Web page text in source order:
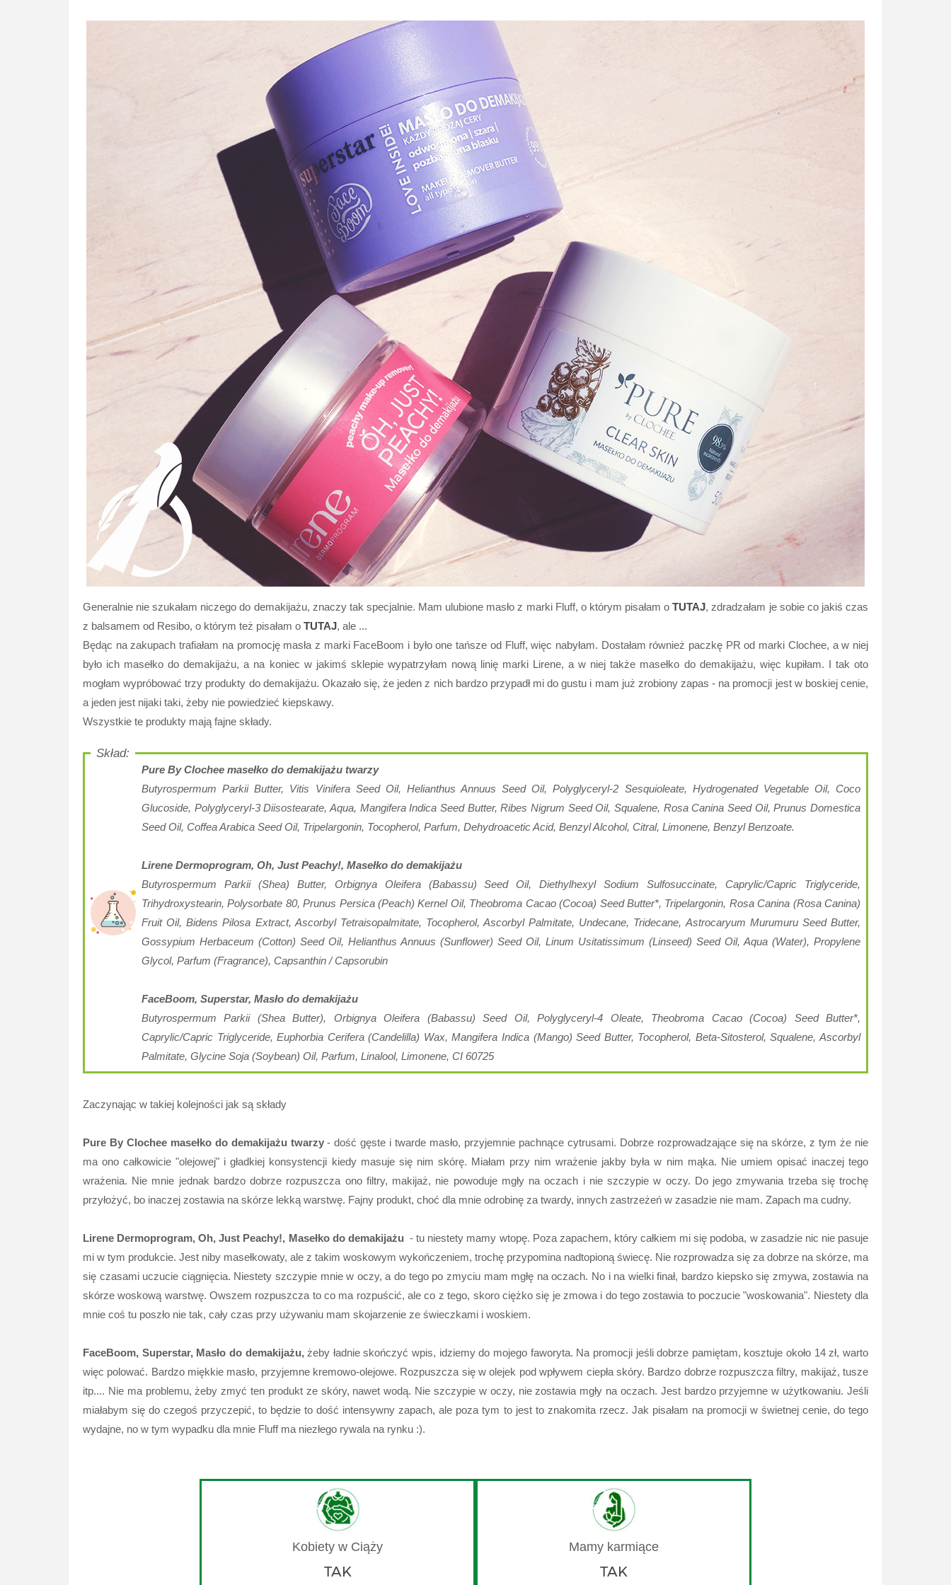
Generalnie nie szukałam niczego do demakijażu, znaczy tak specjalnie. Mam ulubione masło z marki Fluff, o którym pisałam oTUTAJ, zdradzałam je sobie co jakiś czas
z balsamem od Resibo, o którym też pisałam o TUTAJ, ale ...
Będąc na zakupach trafiałam na promocję masła z marki FaceBoom i było one tańsze od Fluff, więc nabyłam. Dostałam również paczkę PR od marki Clochee, a w niej
było ich masełko do demakijażu, a na koniec w jakimś sklepie wypatrzyłam nową linię marki Lirene, a w niej także masełko do demakijażu, więc kupiłam. I tak oto
mogłam wypróbować trzy produkty do demakijażu. Okazało się, że jeden z nich bardzo przypadł mi do gustu i mam już zrobiony zapas - na promocji jest w boskiej cenie,
a jeden jest nijaki taki, żeby nie powiedzieć kiepskawy.
Wszystkie te produkty mają fajne składy.
Pure By Clochee masełko do demakijażu twarzy
Butyrospermum Parkii Butter, Vitis Vinifera Seed Oil, Helianthus Annuus Seed Oil, Polyglyceryl-2 Sesquioleate, Hydrogenated Vegetable Oil, Coco
Glucoside, Polyglyceryl-3 Diisostearate, Aqua, Mangifera Indica Seed Butter, Ribes Nigrum Seed Oil, Squalene, Rosa Canina Seed Oil, Prunus Domestica
Seed Oil, Coffea Arabica Seed Oil, Tripelargonin, Tocopherol, Parfum, Dehydroacetic Acid, Benzyl Alcohol, Citral, Limonene, Benzyl Benzoate.
Lirene Dermoprogram, Oh, Just Peachy!, Masełko do demakijażu
Butyrospermum Parkii (Shea) Butter, Orbignya Oleifera (Babassu) Seed Oil, Diethylhexyl Sodium Sulfosuccinate, Caprylic/Capric Triglyceride,
Trihydroxystearin, Polysorbate 80, Prunus Persica (Peach) Kernel Oil, Theobroma Cacao (Cocoa) Seed Butter*, Tripelargonin, Rosa Canina (Rosa Canina)
Fruit Oil, Bidens Pilosa Extract, Ascorbyl Tetraisopalmitate, Tocopherol, Ascorbyl Palmitate, Undecane, Tridecane, Astrocaryum Murumuru Seed Butter,
Gossypium Herbaceum (Cotton) Seed Oil, Helianthus Annuus (Sunflower) Seed Oil, Linum Usitatissimum (Linseed) Seed Oil, Aqua (Water), Propylene
Glycol, Parfum (Fragrance), Capsanthin / Capsorubin
FaceBoom, Superstar, Masło do demakijażu
Butyrospermum Parkii (Shea Butter), Orbignya Oleifera (Babassu) Seed Oil, Polyglyceryl-4 Oleate, Theobroma Cacao (Cocoa) Seed Butter*,
Caprylic/Capric Triglyceride, Euphorbia Cerifera (Candelilla) Wax, Mangifera Indica (Mango) Seed Butter, Tocopherol, Beta-Sitosterol, Squalene, Ascorbyl
Palmitate, Glycine Soja (Soybean) Oil, Parfum, Linalool, Limonene, CI 60725
Zaczynając w takiej kolejności jak są składy
Pure By Clochee masełko do demakijażu twarzy- dość gęste i twarde masło, przyjemnie pachnące cytrusami. Dobrze rozprowadzające się na skórze, z tym że nie
ma ono całkowicie "olejowej" i gładkiej konsystencji kiedy masuje się nim skórę. Miałam przy nim wrażenie jakby była w nim mąka. Nie umiem opisać inaczej tego
wrażenia. Nie mnie jednak bardzo dobrze rozpuszcza ono filtry, makijaż, nie powoduje mgły na oczach i nie szczypie w oczy. Do jego zmywania trzeba się trochę
przyłożyć, bo inaczej zostawia na skórze lekką warstwę. Fajny produkt, choć dla mnie odrobinę za twardy, innych zastrzeżeń w zasadzie nie mam. Zapach ma cudny.
Lirene Dermoprogram, Oh, Just Peachy!, Masełko do demakijażu - tu niestety mamy wtopę. Poza zapachem, który całkiem mi się podoba, w zasadzie nic nie pasuje
mi w tym produkcie. Jest niby masełkowaty, ale z takim woskowym wykończeniem, trochę przypomina nadtopioną świecę. Nie rozprowadza się za dobrze na skórze, ma
się czasami uczucie ciągnięcia. Niestety szczypie mnie w oczy, a do tego po zmyciu mam mgłę na oczach. No i na wielki finał, bardzo kiepsko się zmywa, zostawia na
skórze woskową warstwę. Owszem rozpuszcza to co ma rozpuścić, ale co z tego, skoro ciężko się je zmowa i do tego zostawia to poczucie "woskowania". Niestety dla
mnie coś tu poszło nie tak, cały czas przy używaniu mam skojarzenie ze świeczkami i woskiem.
FaceBoom, Superstar, Masło do demakijażu,żeby ładnie skończyć wpis, idziemy do mojego faworyta. Na promocji jeśli dobrze pamiętam, kosztuje około 14 zł, warto
więc polować. Bardzo miękkie masło, przyjemne kremowo-olejowe. Rozpuszcza się w olejek pod wpływem ciepła skóry. Bardzo dobrze rozpuszcza filtry, makijaż, tusze
itp.... Nie ma problemu, żeby zmyć ten produkt ze skóry, nawet wodą. Nie szczypie w oczy, nie zostawia mgły na oczach. Jest bardzo przyjemne w użytkowaniu. Jeśli
miałabym się do czegoś przyczepić, to będzie to dość intensywny zapach, ale poza tym to jest to znakomita rzecz. Jak pisałam na promocji w świetnej cenie, do tego
wydajne, no w tym wypadku dla mnie Fluff ma niezłego rywala na rynku :).
TAK TAK